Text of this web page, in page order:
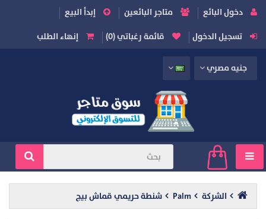
دخول البائع متاجر البائعين
إبدأ البيع
تسجيل الدخول
قائمة رغباتي (0) إنهاء الطلب
جنيه مصري
الشركة Palm شنطة حريمي قماش بيج